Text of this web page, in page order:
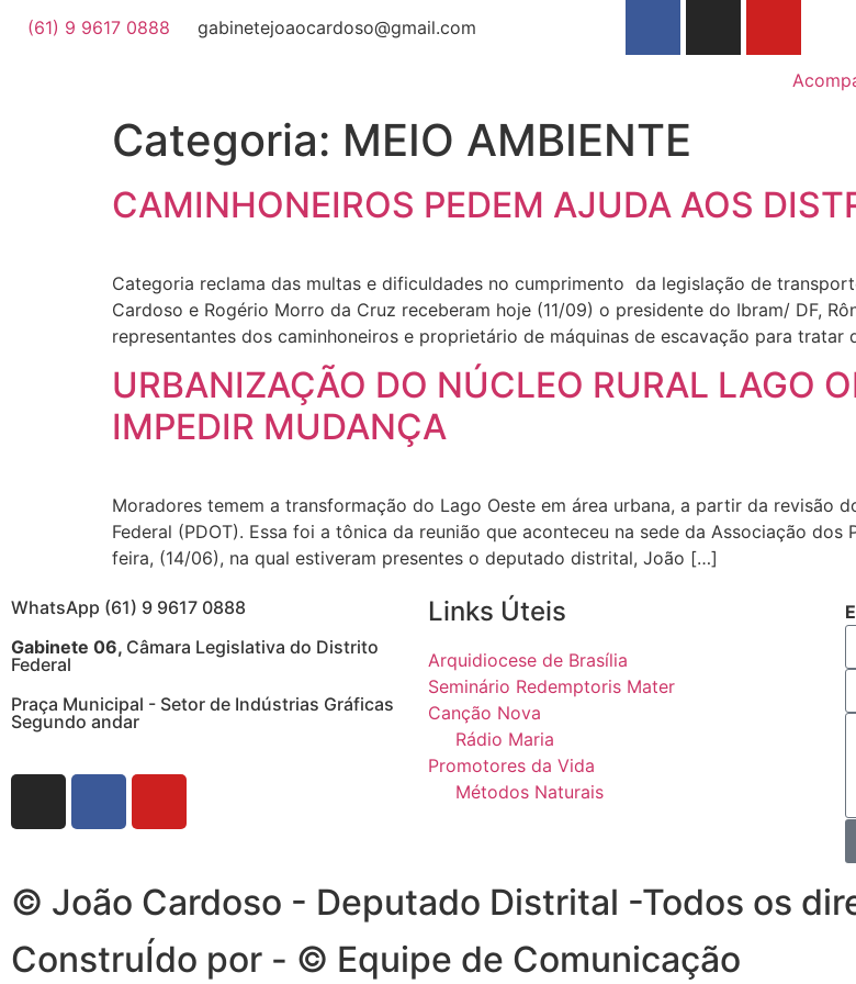
(61) 9 9617 0888 gabinetejoaocardoso@gmail.com
Categoria: MEIO AMBIENTE
CAMINHONEIROS PEDEM AJUDA AOS
Categoria reclama das multas e dificuldades no cumprimento da legislação de
Cardoso e Rogério Morro da Cruz receberam hoje (11/09) o presidente do Ibram/ DF,
representantes dos caminhoneiros e proprietário de máquinas de escavação para
URBANIZAÇÃO DO NÚCLEO RURAL LAGO
IMPEDIR MUDANÇA
Moradores temem a transformação do Lago Oeste em área urbana, a partir da revisão
Federal (PDOT). Essa foi a tônica da reunião que aconteceu na sede da Associação
feira, (14/06), na qual estiveram presentes o deputado distrital, João […]
WhatsApp (61) 9 9617 0888
Gabinete 06, Câmara Legislativa do Distrito
Federal
Praça Municipal - Setor de Indústrias Gráficas
Segundo andar
Links Úteis
Arquidiocese de Brasília
Seminário Redemptoris Mater
Canção Nova
Rádio Maria
Promotores da Vida
Métodos Naturais
© João Cardoso - Deputado Distrital -Todos os
ConstruÍdo por - © Equipe de Comunicação